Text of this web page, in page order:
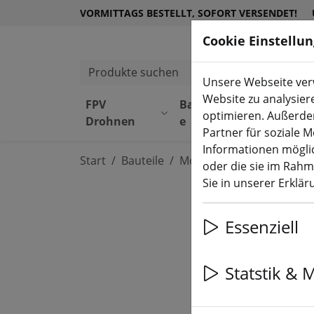
VORMITTAGS BESTELLT, SOFORT VERSENDET!
Produkte suchen
FPV
Drohnen
Bauteil
e
Equipmen
t
Start Bauteile Motoren
Cookie
Unsere Webseite
Website zu
optimieren.
Partner für soziale
Informationen
oder die sie im
Sie in unserer
Essenziell
Statstik &